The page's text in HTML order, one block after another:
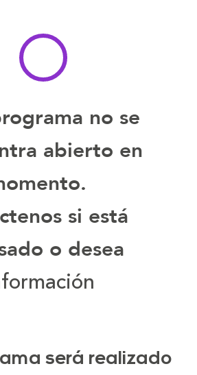
no se
abierto en
si está
o desea
será realizado